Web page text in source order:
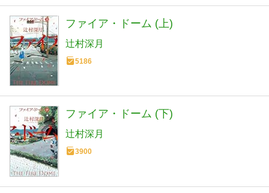
ファイア・ドーム (上)
辻村深月
5186
ファイア・ドーム (下)
辻村深月
3900